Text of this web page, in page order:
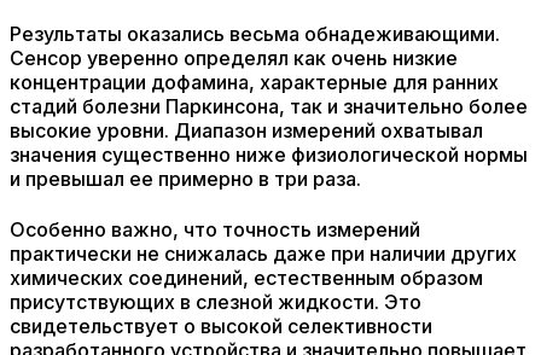
Результаты оказались весьма обнадеживающими.
Сенсор уверенно определял как очень низкие
концентрации дофамина, характерные для ранних
стадий болезни Паркинсона, так и значительно более
высокие уровни. Диапазон измерений охватывал
значения существенно ниже физиологической нормы
и превышал ее примерно в три раза.
Особенно важно, что точность измерений
практически не снижалась даже при наличии других
химических соединений, естественным образом
присутствующих в слезной жидкости. Это
свидетельствует о высокой селективности
разработанного устройства и значительно повышает